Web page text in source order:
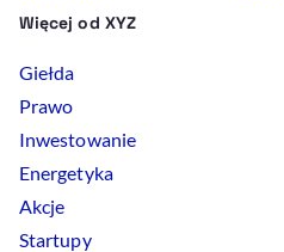
Więcej od XYZ
Giełda
Prawo
Inwestowanie
Energetyka
Akcje
Startupy